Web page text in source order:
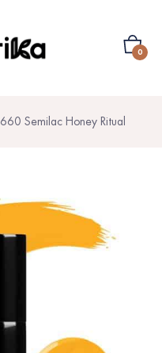
0
660 Semilac Honey Ritual